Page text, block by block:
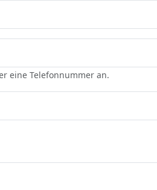
eine Telefonnummer an.